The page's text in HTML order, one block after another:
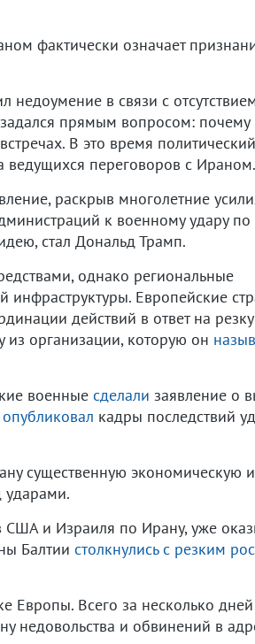
фактически означает
в связи с
прямым вопросом: почему
В это время
ведущихся переговоров с Ираном.
раскрыв многолетние
к военному удару по
стал Дональд Трамп.
однако региональные
инфраструктуры. Европейские
действий в ответ на
из организации, которую он
военные сделали заявление о
опубликовал кадры последствий
существенную экономическую и
ударами.
и Израиля по Ирану, уже
Балтии столкнулись с резким
Европы. Всего за несколько дней
недовольства и обвинений в